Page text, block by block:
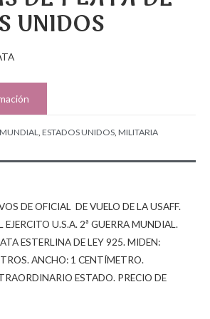
UNIDOS
ESTADOS UNIDOS MILITARIA
DE OFICIAL DE VUELO DE LA USAFF.
EJERCITO U.S.A. 2ª GUERRA MUNDIAL.
ESTERLINA DE LEY 925. MIDEN:
ANCHO: 1 CENTÍMETRO.
ESTADO. PRECIO DE